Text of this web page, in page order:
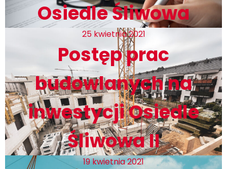
Osiedle Śliwowa
25 kwietnia 2021
Postęp prac
budowlanych na
inwestycji Osiedle
Śliwowa II
19 kwietnia 2021